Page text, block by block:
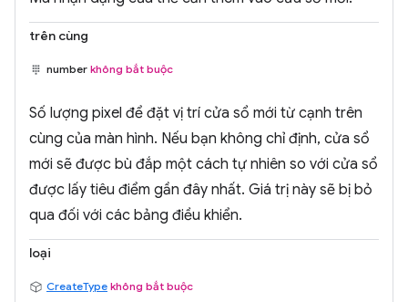
trên cùng
number không bắt buộc
Số lượng pixel để đặt vị trí cửa sổ mới từ cạnh trên
cùng của màn hình. Nếu bạn không chỉ định, cửa sổ
mới sẽ được bù đắp một cách tự nhiên so với cửa sổ
được lấy tiêu điểm gần đây nhất. Giá trị này sẽ bị bỏ
qua đối với các bảng điều khiển.
loại
CreateType không bắt buộc